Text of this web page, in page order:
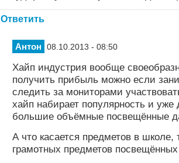
Ответить
Антон 08.10.2013 - 08:50
Хайп индустрия вообще
получить прибыль можно если
следить за мониторами
хайп набирает популярность и уже
большие объёмные посвещённые
А что касается предметов в школе,
грамотных предметов